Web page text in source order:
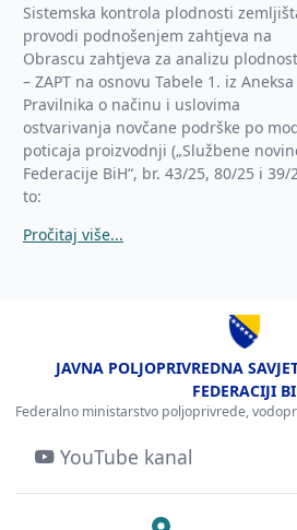
Sistemska kontrola plodnosti
provodi podnošenjem zahtjeva na
Obrascu zahtjeva za analizu
– ZAPT na osnovu Tabele 1. iz
Pravilnika o načinu i uslovima
ostvarivanja novčane podrške po
poticaja proizvodnji („Službene
Federacije BiH“, br. 43/25, 80/25 i 39/
to:
Pročitaj više...
JAVNA POLJOPRIVREDNA
FEDERACIJI
Federalno ministarstvo poljoprivrede,
YouTube kanal